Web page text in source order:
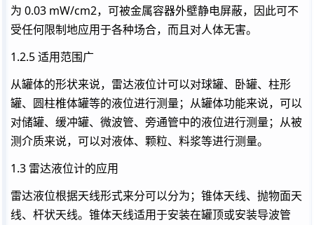
为 0.03 mW/cm2，可被金属容器外壁静电屏蔽，因此可不
受任何限制地应用于各种场合，而且对人体无害。
1.2.5 适用范围广
从罐体的形状来说，雷达液位计可以对球罐、卧罐、柱形
罐、圆柱椎体罐等的液位进行测量；从罐体功能来说，可以
对储罐、缓冲罐、微波管、旁通管中的液位进行测量；从被
测介质来说，可以对液体、颗粒、料浆等进行测量。
1.3 雷达液位计的应用
雷达液位根据天线形式来分可以分为；锥体天线、抛物面天
线、杆状天线。锥体天线适用于安装在罐顶或安装导波管